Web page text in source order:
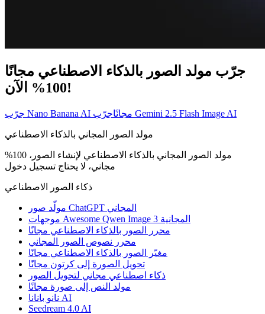
جرّب مولد الصور بالذكاء الاصطناعي مجانًا
100% الآن!
جرّب Nano Banana AI مجانًا جرّب Gemini 2.5 Flash Image AI
مولد الصور المجاني بالذكاء الاصطناعي
مولد الصور المجاني بالذكاء الاصطناعي لإنشاء الصور، 100%
مجاني، لا يحتاج تسجيل دخول
ذكاء الصور الاصطناعي
مولّد صور ChatGPT المجاني
موجهات Awesome Qwen Image 3 المجانية
محرر الصور بالذكاء الاصطناعي مجانًا
محرر نصوص الصور المجاني
مغيّر الصور بالذكاء الاصطناعي مجانًا
تحويل الصورة إلى كرتون مجانًا
ذكاء اصطناعي مجاني لتحويل الصور
مولد النص إلى صورة مجانًا
نانو بانانا AI
Seedream 4.0 AI